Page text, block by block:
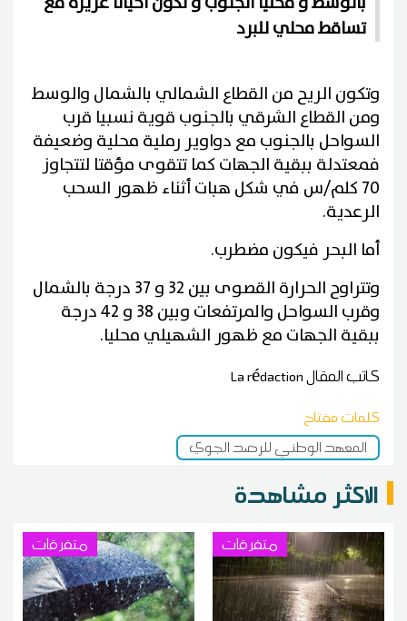
تساقط محلي للبرد
وتكون الريح من القطاع الشمالي بالشمال والوسط
ومن القطاع الشرقي بالجنوب قوية نسبيا قرب
السواحل بالجنوب مع دواوير رملية محلية وضعيفة
فمعتدلة ببقية الجهات كما تتقوى مؤقتا لتتجاوز
70 كلم/س في شكل هبات أثناء ظهور السحب
الرعدية.
أما البحر فيكون مضطرب.
وتتراوح الحرارة القصوى بين 32 و 37 درجة بالشمال
وقرب السواحل والمرتفعات وبين 38 و 42 درجة
ببقية الجهات مع ظهور الشهيلي محليا.
كاتب المقالLa rédaction
كلمات مفتاح
المعهد الوطني للرصد الجوي
الاكثر مشاهدة
متفرقات متفرقات